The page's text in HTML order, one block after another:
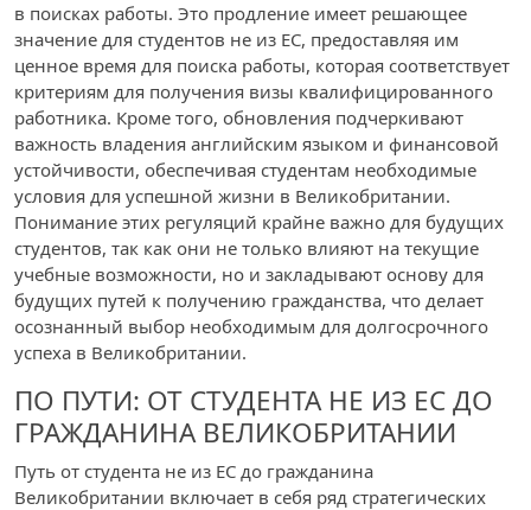
в поисках работы. Это продление имеет решающее
значение для студентов не из ЕС, предоставляя им
ценное время для поиска работы, которая соответствует
критериям для получения визы квалифицированного
работника. Кроме того, обновления подчеркивают
важность владения английским языком и финансовой
устойчивости, обеспечивая студентам необходимые
условия для успешной жизни в Великобритании.
Понимание этих регуляций крайне важно для будущих
студентов, так как они не только влияют на текущие
учебные возможности, но и закладывают основу для
будущих путей к получению гражданства, что делает
осознанный выбор необходимым для долгосрочного
успеха в Великобритании.
ПО ПУТИ: ОТ СТУДЕНТА НЕ ИЗ ЕС ДО
ГРАЖДАНИНА ВЕЛИКОБРИТАНИИ
Путь от студента не из ЕС до гражданина
Великобритании включает в себя ряд стратегических